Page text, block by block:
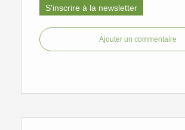
S'inscrire à la newsletter
Ajouter un commentaire